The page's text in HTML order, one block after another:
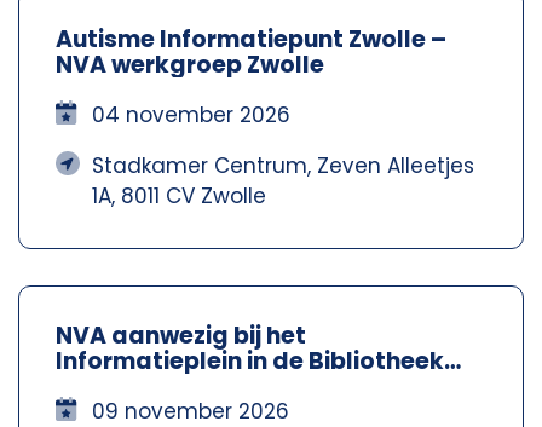
Autisme Informatiepunt Zwolle –
NVA werkgroep Zwolle
04 november 2026
Stadkamer Centrum, Zeven Alleetjes
1A, 8011 CV Zwolle
NVA aanwezig bij het
Informatieplein in de Bibliotheek
Meppel
09 november 2026